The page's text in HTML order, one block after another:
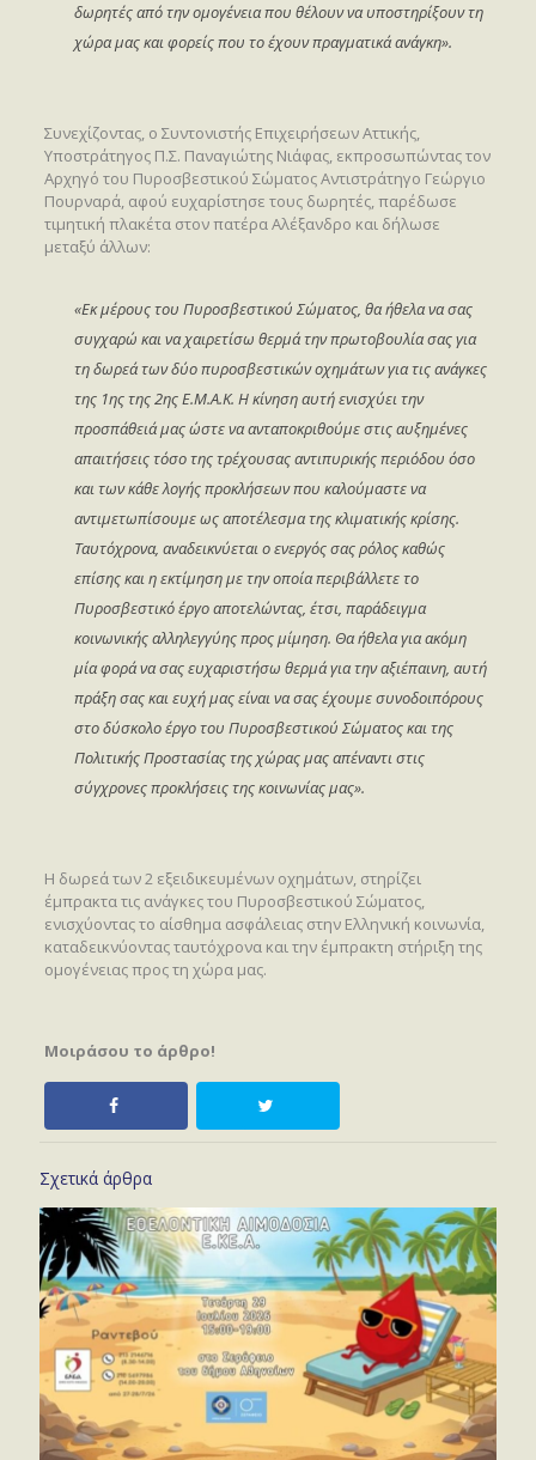
δωρητές από την ομογένεια που θέλουν να υποστηρίξουν τη
χώρα μας και φορείς που το έχουν πραγματικά ανάγκη».
Συνεχίζοντας, ο Συντονιστής Επιχειρήσεων Αττικής,
Υποστράτηγος Π.Σ. Παναγιώτης Νιάφας, εκπροσωπώντας τον
Αρχηγό του Πυροσβεστικού Σώματος Αντιστράτηγο Γεώργιο
Πουρναρά, αφού ευχαρίστησε τους δωρητές, παρέδωσε
τιμητική πλακέτα στον πατέρα Αλέξανδρο και δήλωσε
μεταξύ άλλων:
«Eκ μέρους του Πυροσβεστικού Σώματος, θα ήθελα να σας
συγχαρώ και να χαιρετίσω θερμά την πρωτοβουλία σας για
τη δωρεά των δύο πυροσβεστικών οχημάτων για τις ανάγκες
της 1ης της 2ης Ε.Μ.Α.Κ. Η κίνηση αυτή ενισχύει την
προσπάθειά μας ώστε να ανταποκριθούμε στις αυξημένες
απαιτήσεις τόσο της τρέχουσας αντιπυρικής περιόδου όσο
και των κάθε λογής προκλήσεων που καλούμαστε να
αντιμετωπίσουμε ως αποτέλεσμα της κλιματικής κρίσης.
Ταυτόχρονα, αναδεικνύεται ο ενεργός σας ρόλος καθώς
επίσης και η εκτίμηση με την οποία περιβάλλετε το
Πυροσβεστικό έργο αποτελώντας, έτσι, παράδειγμα
κοινωνικής αλληλεγγύης προς μίμηση. Θα ήθελα για ακόμη
μία φορά να σας ευχαριστήσω θερμά για την αξιέπαινη, αυτή
πράξη σας και ευχή μας είναι να σας έχουμε συνοδοιπόρους
στο δύσκολο έργο του Πυροσβεστικού Σώματος και της
Πολιτικής Προστασίας της χώρας μας απέναντι στις
σύγχρονες προκλήσεις της κοινωνίας μας».
Η δωρεά των 2 εξειδικευμένων οχημάτων, στηρίζει
έμπρακτα τις ανάγκες του Πυροσβεστικού Σώματος,
ενισχύοντας το αίσθημα ασφάλειας στην Ελληνική κοινωνία,
καταδεικνύοντας ταυτόχρονα και την έμπρακτη στήριξη της
ομογένειας προς τη χώρα μας.
Μοιράσου το άρθρο!
Σχετικά άρθρα